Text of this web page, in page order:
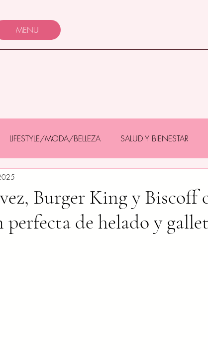
MENU
LIFESTYLE/MODA/BELLEZA SALUD Y BIENESTAR
Y BEBÉS
Burger King y Biscoff
de helado y